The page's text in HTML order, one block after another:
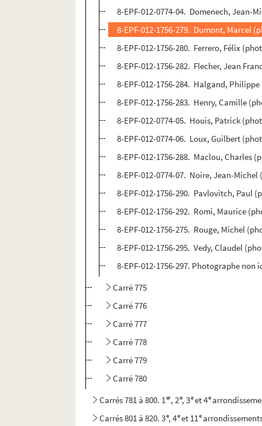
8-EPF-012-0774-04. Domenech, Jean-
8-EPF-012-1756-279. Dumont, Marcel
8-EPF-012-1756-280. Ferrero, Félix
8-EPF-012-1756-282. Flecher, Jean
8-EPF-012-1756-284. Halgand,
8-EPF-012-1756-283. Henry, Camille
8-EPF-012-0774-05. Houis, Patrick
8-EPF-012-0774-06. Loux, Guilbert
8-EPF-012-1756-288. Maclou, Charles
8-EPF-012-0774-07. Noire, Jean-
8-EPF-012-1756-290. Pavlovitch, Paul
8-EPF-012-1756-292. Romi, Maurice
8-EPF-012-1756-275. Rouge, Michel
8-EPF-012-1756-295. Vedy, Claudel
8-EPF-012-1756-297. Photographe non
Carré 775
Carré 776
Carré 777
Carré 778
Carré 779
Carré 780
Carrés 781 à 800. 1er, 2e, 3eet 4e
Carrés 801 à 820. 3e, 4eet 11e